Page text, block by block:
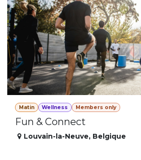
Matin Wellness Members only
Fun & Connect
Louvain-la-Neuve, Belgique